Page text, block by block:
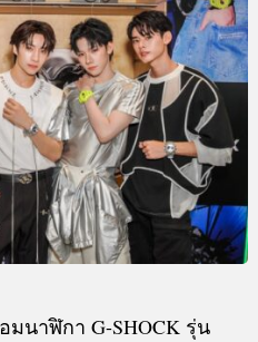
มนาฬิกา G-SHOCK รุ่น